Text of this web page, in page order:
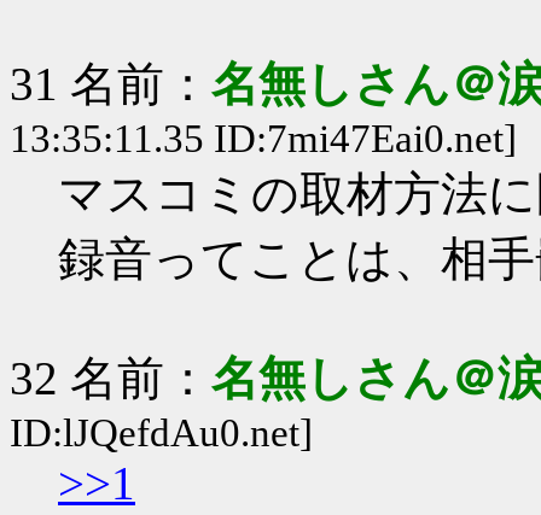
31 名前： 名無しさん＠
13:35:11.35 ID:7mi47Eai0.net]
マスコミの取材方法
録音ってことは、相
32 名前： 名無しさん＠
ID:lJQefdAu0.net]
>>1